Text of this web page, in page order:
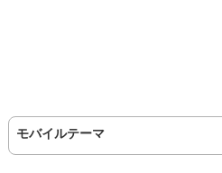
モバイルテーマ